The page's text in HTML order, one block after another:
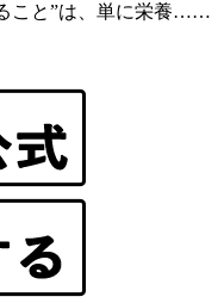
こと”は、単に栄養……